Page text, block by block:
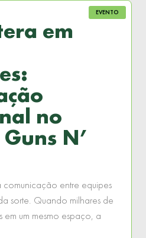
EVENTO
em
no
N’
comunicação entre equipes
sorte. Quando milhares de
em um mesmo espaço, a